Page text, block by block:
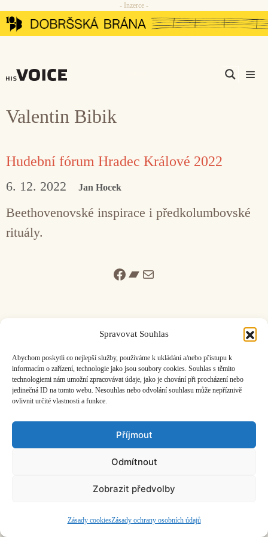
Spravovat Souhlas
Abychom poskytli co nejlepší služby, používáme k ukládání a/nebo přístupu k
informacím o zařízení, technologie jako jsou soubory cookies. Souhlas s těmito
technologiemi nám umožní zpracovávat údaje, jako je chování při procházení nebo
jedinečná ID na tomto webu. Nesouhlas nebo odvolání souhlasu může nepříznivě
ovlivnit určité vlastnosti a funkce.
Příjmout
Odmítnout
Zobrazit předvolby
Zásady cookiesZásady ochrany osobních údajů
Přeskočit
na
- Inzerce -
Valentin Bibik
Hudební fórum Hradec Králové 2022
6. 12. 2022 Jan Hocek
Beethovenovské inspirace i předkolumbovské
rituály.
Facebook
Bandcamp
Mail
ČASOPIS O JINÉ HUDBĚ | vydáváHudební informační středisko
založeno 2001 | Kontaktujte nás:info@hisvoice.cz
©2026 HISvoice – design a adminAtelier Dokument